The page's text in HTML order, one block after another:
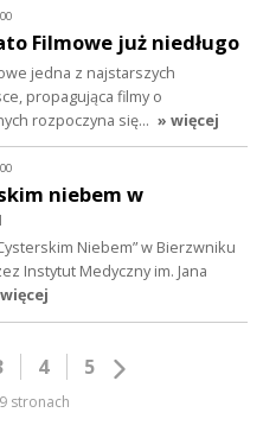
Filmowe już niedługo
jedna z najstarszych
propagująca filmy o
rozpoczyna się… » więcej
niebem w
Niebem” w Bierzwniku
Instytut Medyczny im. Jana
4 5
stronach